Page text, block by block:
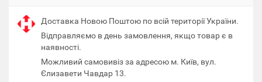
Доставка Новою Поштою по всій території України.
Відправляємо в день замовлення, якщо товар є в
наявності.
Можливий самовивіз за адресою м. Київ, вул.
Єлизавети Чавдар 13.